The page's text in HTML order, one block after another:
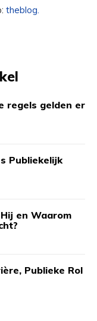
theblog.
regels gelden er
Publiekelijk
en Waarom
Publieke Rol